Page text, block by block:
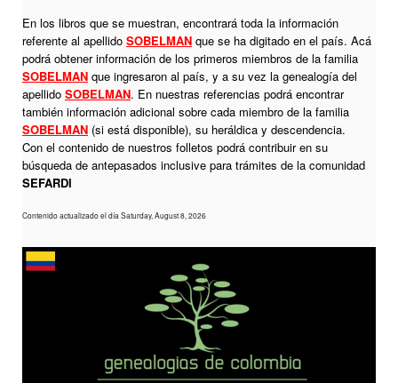
En los libros que se muestran, encontrará toda la información
referente al apellido SOBELMAN que se ha digitado en el país. Acá
podrá obtener información de los primeros miembros de la familia
SOBELMAN que ingresaron al país, y a su vez la genealogía del
apellido SOBELMAN. En nuestras referencias podrá encontrar
también información adicional sobre cada miembro de la familia
SOBELMAN (si está disponible), su heráldica y descendencia.
Con el contenido de nuestros folletos podrá contribuir en su
búsqueda de antepasados inclusive para trámites de la comunidad
SEFARDI
Contenido actualizado el día Saturday, August 8, 2026